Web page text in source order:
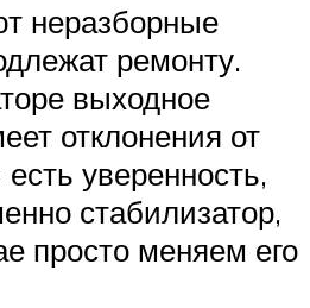
неразборные
ремонту.
выходное
отклонения от
уверенность,
стабилизатор,
просто меняем его